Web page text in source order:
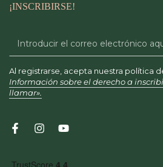
¡INSCRIBIRSE!
Introducir
el
correo
electrónico
Al registrarse, acepta nuestra política
Información sobre el derecho a
llamar».
FacebookInstagramYouTube